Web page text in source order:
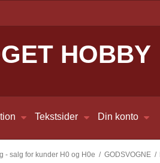
HOBBY
Tekstsider Din konto
- salg for kunder H0 og H0e / GODSVOGNE /